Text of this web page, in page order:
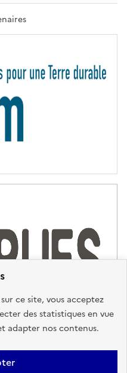
ce site, vous acceptez
des statistiques en vue
adapter nos contenus.
A
T
R
T
É
conforme
Mentions